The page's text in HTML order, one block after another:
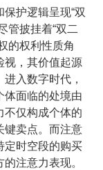
护逻辑呈现“双
管披挂着“双二
的权利性质角
视，其价值起源
入数字时代，
体面临的处境由
不仅构成个体的
键卖点。而注意
定时空段的购买
注意力表现。